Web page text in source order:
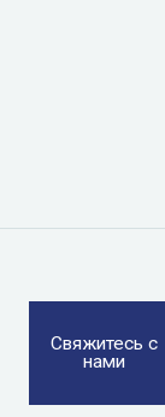
Свяжитесь с
нами